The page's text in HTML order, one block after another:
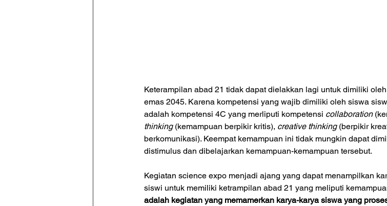
Keterampilan abad 21 tidak dapat dielakkan lagi untuk dimiliki
emas 2045. Karena kompetensi yang wajib dimiliki oleh siswa
adalah kompetensi 4C yang merliputi kompetensi collaboration
thinking (kemampuan berpikir kritis), creative thinking (berpikir
berkomunikasi). Keempat kemampuan ini tidak mungkin dapat
distimulus dan dibelajarkan kemampuan-kemampuan tersebut.
Kegiatan science expo menjadi ajang yang dapat menampilkan
siswi untuk memiliki ketrampilan abad 21 yang meliputi
adalah kegiatan yang memamerkan karya-karya siswa yang